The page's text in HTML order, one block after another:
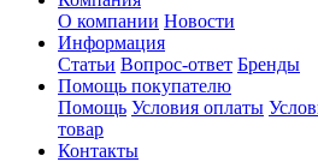
О компании Новости
Информация
Статьи Вопрос-ответ Бренды
Помощь покупателю
Помощь Условия оплаты
товар
Контакты